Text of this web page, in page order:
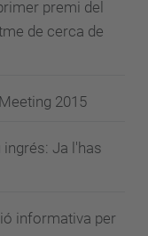
premi del
de cerca de
2015
Ja l'has
informativa per